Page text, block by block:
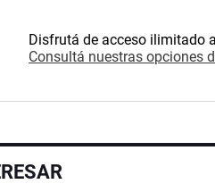
Disfrutá de acceso ilimitado
Consultá nuestras opciones